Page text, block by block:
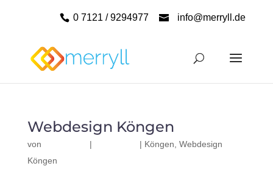
0 7121 / 9294977 info@merryll.de
Webdesign Köngen
von | | Köngen Webdesign
Köngen